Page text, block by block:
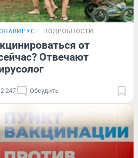
ПОДРОБНОСТИ
от
Отвечают
2 247 Обсудить